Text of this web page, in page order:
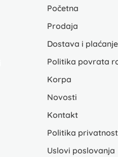
Početna
Prodaja
Dostava i plaćanje
Politika povrata
Korpa
Novosti
Kontakt
Politika
Uslovi poslovanja